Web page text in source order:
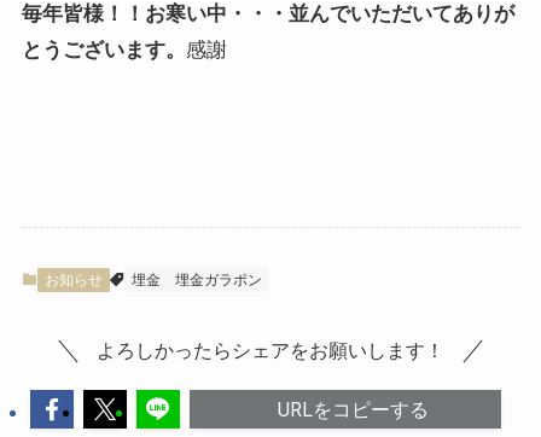
毎年皆様！！お寒い中・・・並んでいただいてありが
とうございます。 感謝
お知らせ 埋金 埋金ガラポン
よろしかったらシェアをお願いします！
URLをコピーする